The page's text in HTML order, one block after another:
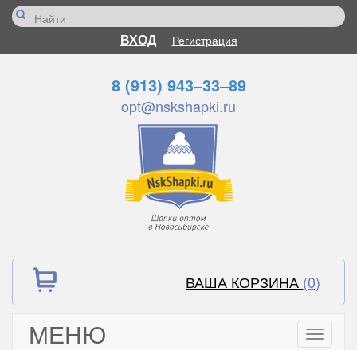
ВХОД Регистрация
8 (913) 943–33–89
opt@nskshapki.ru
ВАША КОРЗИНА (0)
МЕНЮ
Toggle